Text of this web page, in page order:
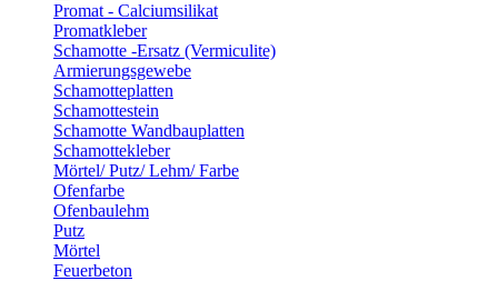
Promat - Calciumsilikat
Promatkleber
Schamotte -Ersatz (Vermiculite)
Armierungsgewebe
Schamotteplatten
Schamottestein
Schamotte Wandbauplatten
Schamottekleber
Mörtel/ Putz/ Lehm/ Farbe
Ofenfarbe
Ofenbaulehm
Putz
Mörtel
Feuerbeton